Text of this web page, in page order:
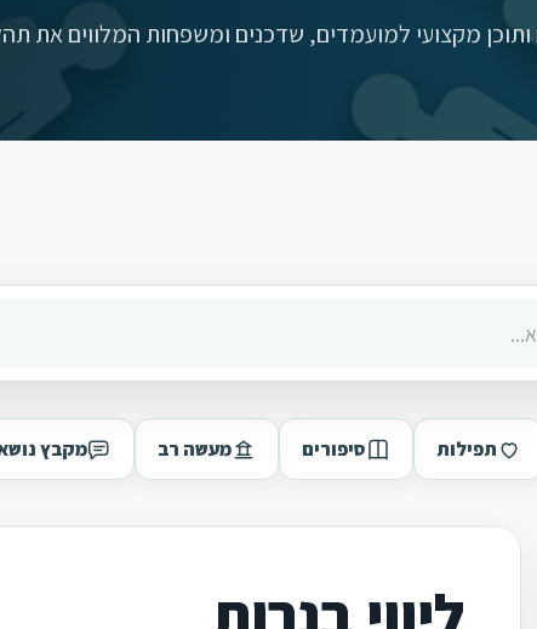
מקצועי למועמדים, שדכנים ומשפחות המלווים את
תפילות סיפורים מעשה רב מקבץ